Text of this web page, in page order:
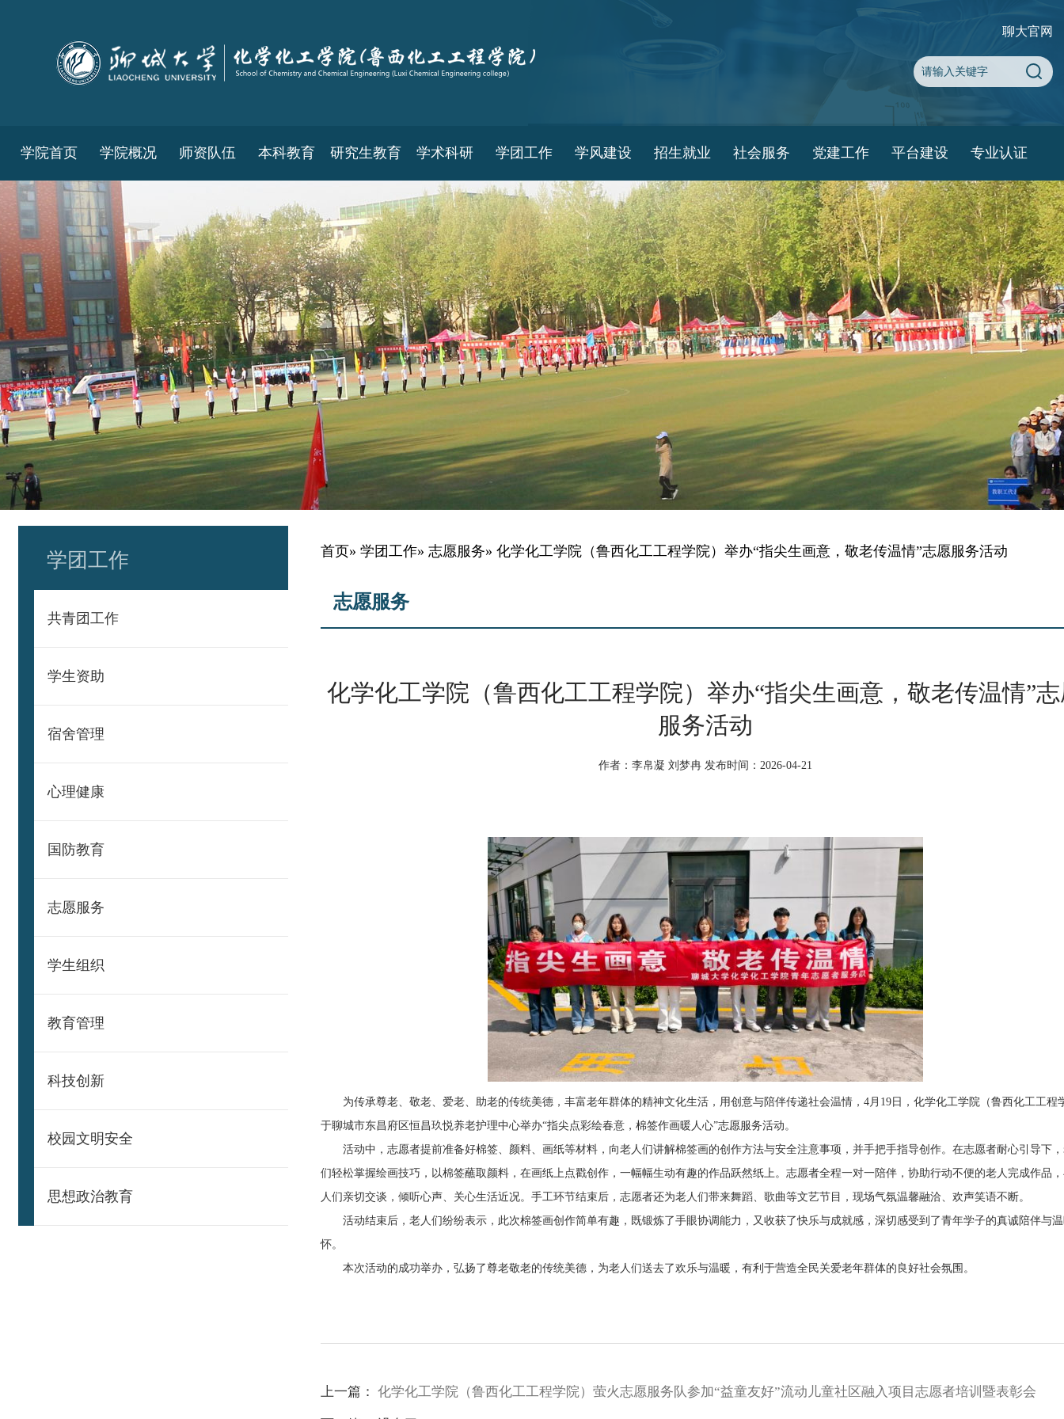
聊大官网
学院首页 学院概况 师资队伍 本科教育 研究生教育 学术科研 学团工作 学风建设 招生就业 社会服务 党建工作 平台建设 专业认证
教务工作
学团工作
共青团工作
学生资助
宿舍管理
心理健康
国防教育
志愿服务
学生组织
教育管理
科技创新
校园文明安全
思想政治教育
首页» 学团工作» 志愿服务» 化学化工学院（鲁西化工工程学院）举办“指尖生画意，敬老传温情”志愿服务活动
志愿服务
化学化工学院（鲁西化工工程学院）举办“指尖生画意，敬老传温情”
服务活动
作者：李帛凝 刘梦冉 发布时间：2026-04-21
为传承尊老、敬老、爱老、助老的传统美德，丰富老年群体的精神文化生活，用创意与陪伴传递社会温情，4月19日，化学化工学院（鲁西化工工程
于聊城市东昌府区恒昌玖悦养老护理中心举办“指尖点彩绘春意，棉签作画暖人心”志愿服务活动。
活动中，志愿者提前准备好棉签、颜料、画纸等材料，向老人们讲解棉签画的创作方法与安全注意事项，并手把手指导创作。在志愿者耐心引导下
们轻松掌握绘画技巧，以棉签蘸取颜料，在画纸上点戳创作，一幅幅生动有趣的作品跃然纸上。志愿者全程一对一陪伴，协助行动不便的老人完成作品
人们亲切交谈，倾听心声、关心生活近况。手工环节结束后，志愿者还为老人们带来舞蹈、歌曲等文艺节目，现场气氛温馨融洽、欢声笑语不断。
活动结束后，老人们纷纷表示，此次棉签画创作简单有趣，既锻炼了手眼协调能力，又收获了快乐与成就感，深切感受到了青年学子的真诚陪伴与
怀。
本次活动的成功举办，弘扬了尊老敬老的传统美德，为老人们送去了欢乐与温暖，有利于营造全民关爱老年群体的良好社会氛围。
上一篇： 化学化工学院（鲁西化工工程学院）萤火志愿服务队参加“益童友好”流动儿童社区融入项目志愿者培训暨表彰会